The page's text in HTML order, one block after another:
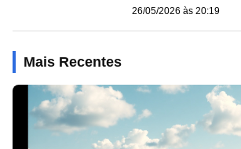
26/05/2026 às 20:19
Mais Recentes